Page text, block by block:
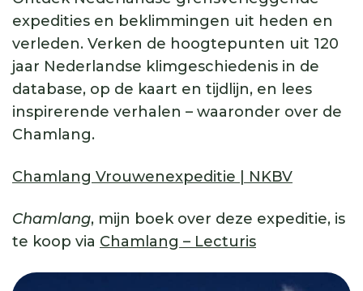
expedities en beklimmingen uit heden en
verleden. Verken de hoogtepunten uit 120
jaar Nederlandse klimgeschiedenis in de
database, op de kaart en tijdlijn, en lees
inspirerende verhalen – waaronder over de
Chamlang.
Chamlang Vrouwenexpeditie | NKBV
Chamlang, mijn boek over deze expeditie, is
te koop via Chamlang – Lecturis